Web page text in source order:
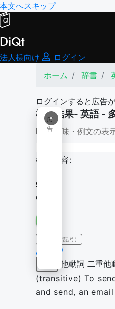
本文へスキップ
DiQt
法人様向け
ログイン
ホーム
辞書
ログインすると広告
×
広
告
検索結果- 英語 -
意味・例文の表
検索内容:
email
email
IPA（発音記号）
/ˈiːmeɪl/
他動詞 二重他
(transitive) To
and send, an